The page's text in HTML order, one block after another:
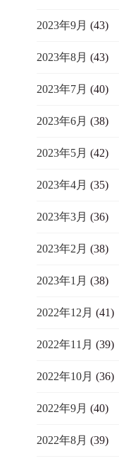
2023年9月 (43)
2023年8月 (43)
2023年7月 (40)
2023年6月 (38)
2023年5月 (42)
2023年4月 (35)
2023年3月 (36)
2023年2月 (38)
2023年1月 (38)
2022年12月 (41)
2022年11月 (39)
2022年10月 (36)
2022年9月 (40)
2022年8月 (39)